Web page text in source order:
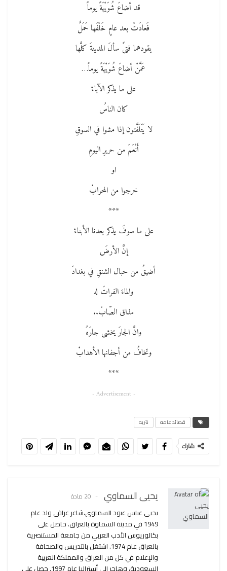
قد أضاعَ شُوَيْهَةً يوماً
فَعادَتْ بعد عامٍ خَلْفَها حَمَلٌ
يقودهما فتىً سألَ المدينةَ كلَّها
عَمَّنْ أضاعَ شُوَيْهَةً يوماً…
على ما يذكر الآباءْ
كان الناسُ
لا يَتَلَفَّتون إذا مشوا في السوقِ
أَنْعَمَ من حريرِ اليومِ
او
خرجوا من المحرابْ
***
على ما سوفَ يذكر بعدنا الأبناءْ
إنَّ الأرضَ
أضيقُ من حبال الشنقِ في بغدادَ
والماءَ الفراتَ له
مذاق الصّابْ..
وانَّ الجارَ يخشى جارَهُ
وتخافُ من أجفانها الأهدابْ
***
- Advertisement -
قصائد عامه نثريه
شارك
يحيى السماوي 20 مادة
يحيى عباس عبود السماوي،شاعر عراقي ولد عام
1949 في مدينة السماوة بالعراق. حاصل على
بكالوريوس الأدب العربي من جامعة المستنصرية
بالعراق عام 1974. اشتغل بالتدريس والصحافة
والإعلام في كل من العراق والمملكة العربية
السعودية، وهاجر إلى أستراليا عام 1997. حصل على